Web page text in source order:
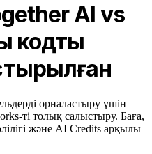
AI vs
кодты
орналастыру үшін
ті толық салыстыру. Баға,
және AI Credits арқылы